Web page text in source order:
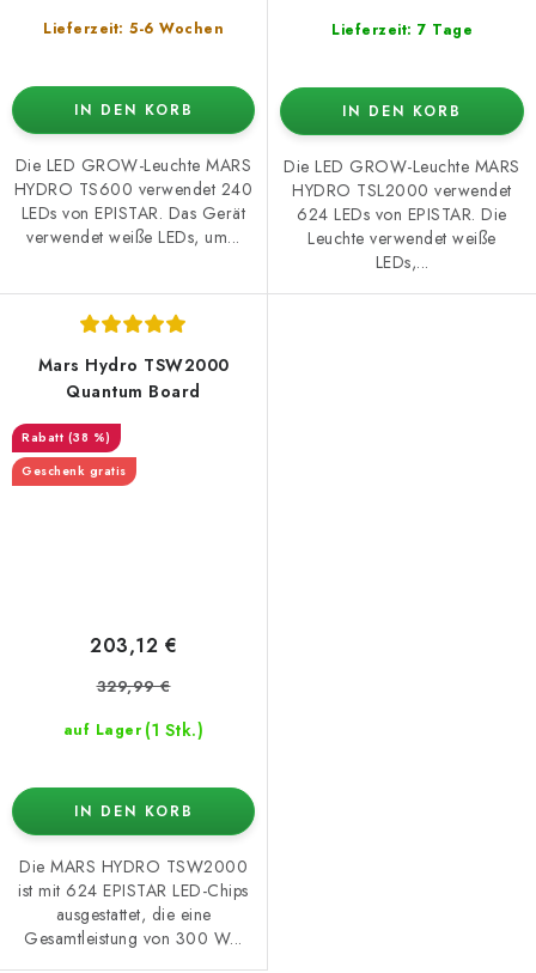
Lieferzeit: 5-6 Wochen
IN DEN KORB
Die LED GROW-Leuchte MARS
HYDRO TS600 verwendet 240
LEDs von EPISTAR. Das Gerät
verwendet weiße LEDs, um...
Lieferzeit: 7 Tage
IN DEN KORB
Die LED GROW-Leuchte MARS
HYDRO TSL2000 verwendet
624 LEDs von EPISTAR. Die
Leuchte verwendet weiße
LEDs,...
Mars Hydro TSW2000
Quantum Board
(38 %)
Geschenk gratis
auf Lager (1 Stk.)
203,12 €
329,99 €
IN DEN KORB
Die MARS HYDRO TSW2000
ist mit 624 EPISTAR LED-Chips
ausgestattet, die eine
Gesamtleistung von 300 W...